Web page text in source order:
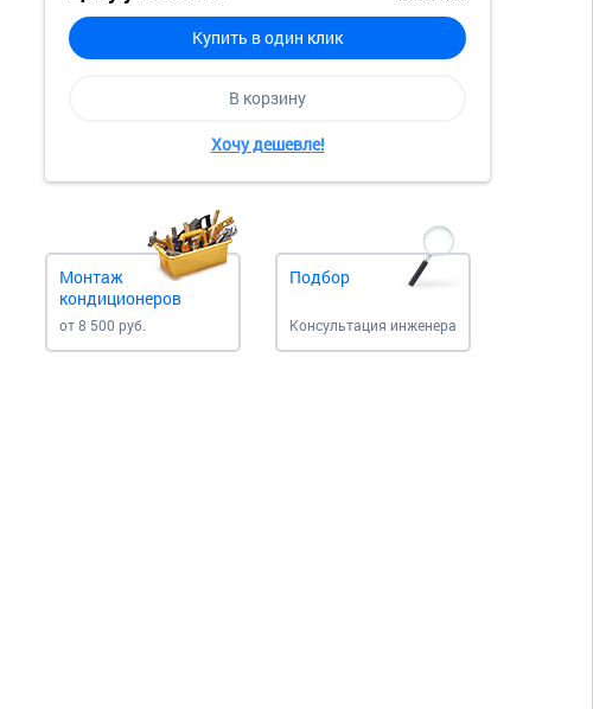
Купить в один клик
В корзину
Хочу дешевле!
Монтаж
кондиционеров
от 8 500 руб.
Подбор
Консультация инженера